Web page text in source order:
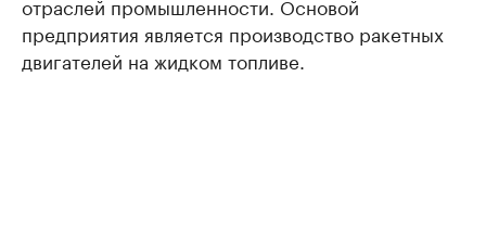
отраслей промышленности. Основой
предприятия является производство ракетных
двигателей на жидком топливе.